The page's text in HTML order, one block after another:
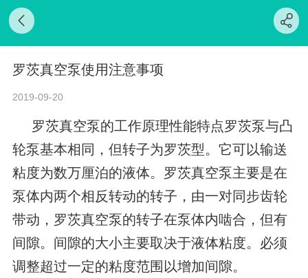
罗茨真空泵使用注意事项
2019-09-20
罗茨真空泵的工作原理性能特点罗茨泵与凸
轮泵基本相同，但转子为罗茨型。它可以输送
粘度为数万厘泊的液体。罗茨真空泵主要是在
泵体内两个相反转动的转子，由一对同步齿轮
带动，罗茨真空泵的转子在泵体内啮合，但有
间隙。间隙的大小主要取决于液体粘度。必须
调整超过一定的粘度范围以增加间隙。